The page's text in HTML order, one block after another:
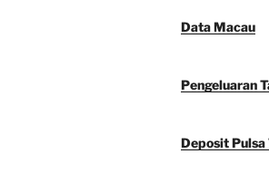
Data Macau
Pengeluaran
Deposit Pulsa